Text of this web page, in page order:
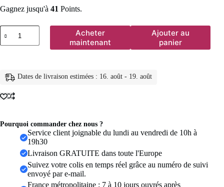
Gagnez jusqu'à 41 Points.
quantité
de
Bague
corde
pour
de
inoxydable,
nouveaux
Acheter
maintenant
Ajouter au
panier
Dates de livraison estimées : 16. août - 19. août
Pourquoi commander chez nous ?
Service client joignable du lundi au vendredi de 10h à
19h30
Livraison GRATUITE dans toute l'Europe
Suivez votre colis en temps réel grâce au numéro de suivi
envoyé par e-mail.
France métropolitaine : 7 à 10 jours ouvrés après